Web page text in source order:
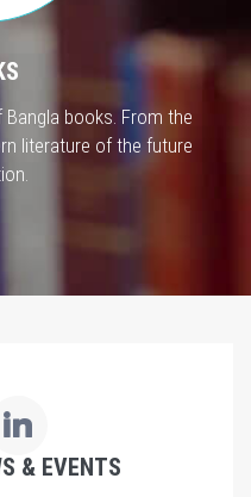
books. From the
literature of the future
& EVENTS